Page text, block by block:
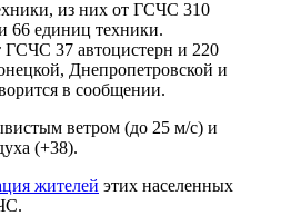
из них от ГСЧС 310
66 единиц техники.
ГСЧС 37 автоцистерн и 220
Днепропетровской и
в сообщении.
ветром (до 25 м/с) и
(+38).
жителей этих населенных